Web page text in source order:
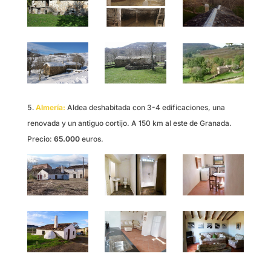
Almería: Aldea deshabitada con 3-4 edificaciones, una
renovada y un antiguo cortijo. A 150 km al este de Granada.
Precio: 65.000euros.